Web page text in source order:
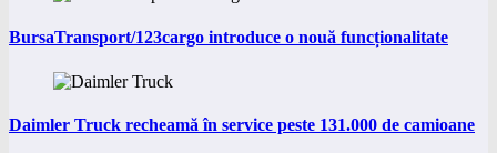
BursaTransport/123cargo introduce o nouă funcționalitate
Daimler Truck recheamă în service peste 131.000 de camioane